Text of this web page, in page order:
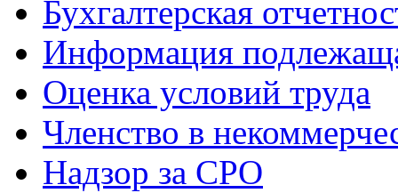
Бухгалтерская
Информация
Оценка условий труда
Членство в
Надзор за СРО